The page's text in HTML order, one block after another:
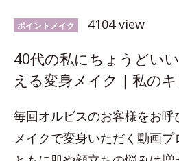
ポイントメイク 4104 view
40代の私にちょうどい
える変身メイク｜私の
毎回オルビスのお客様をお
メイクで変身いただく動画プ